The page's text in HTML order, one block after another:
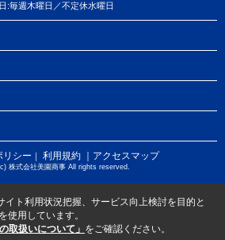
:毎週木曜日／不定休水曜日
リシー 利用規約 ｜アクセスマップ
株式会社美園商事 All rights reserved.
イト利用状況把握、サービス向上検討を目的と
使用しています。
取扱いについて」 をご確認ください。